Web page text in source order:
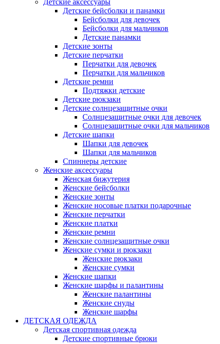
Детские аксессуары
Детские бейсболки и панамки
Бейсболки для девочек
Бейсболки для мальчиков
Детские панамки
Детские зонты
Детские перчатки
Перчатки для девочек
Перчатки для мальчиков
Детские ремни
Подтяжки детские
Детские рюкзаки
Детские солнцезащитные очки
Солнцезащитные очки для девочек
Солнцезащитные очки для мальчиков
Детские шапки
Шапки для девочек
Шапки для мальчиков
Спиннеры детские
Женские аксессуары
Женская бижутерия
Женские бейсболки
Женские зонты
Женские носовые платки подарочные
Женские перчатки
Женские платки
Женские ремни
Женские солнцезащитные очки
Женские сумки и рюкзаки
Женские рюкзаки
Женские сумки
Женские шапки
Женские шарфы и палантины
Женские палантины
Женские снуды
Женские шарфы
ДЕТСКАЯ ОДЕЖДА
Детская спортивная одежда
Детские спортивные брюки